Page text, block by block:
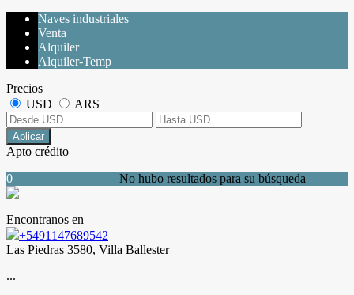
Naves industriales
Venta
Alquiler
Alquiler-Temp
Precios
USD
ARS
Aplicar
Apto crédito
No hubo resultados para su búsqueda
0
Encontranos en
+5491147689542
Las Piedras 3580, Villa Ballester
...